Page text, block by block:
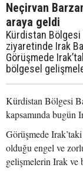
Neçirvan
araya geldi
Kürdistan Bölgesi
ziyaretinde Irak
Görüşmede
bölgesel
Kürdistan Bölgesi
kapsamında bugün
Görüşmede
olduğu engel ve
gelişmelerin Irak ve